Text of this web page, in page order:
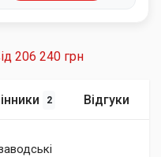
від 206 240 грн
2 Відгуки